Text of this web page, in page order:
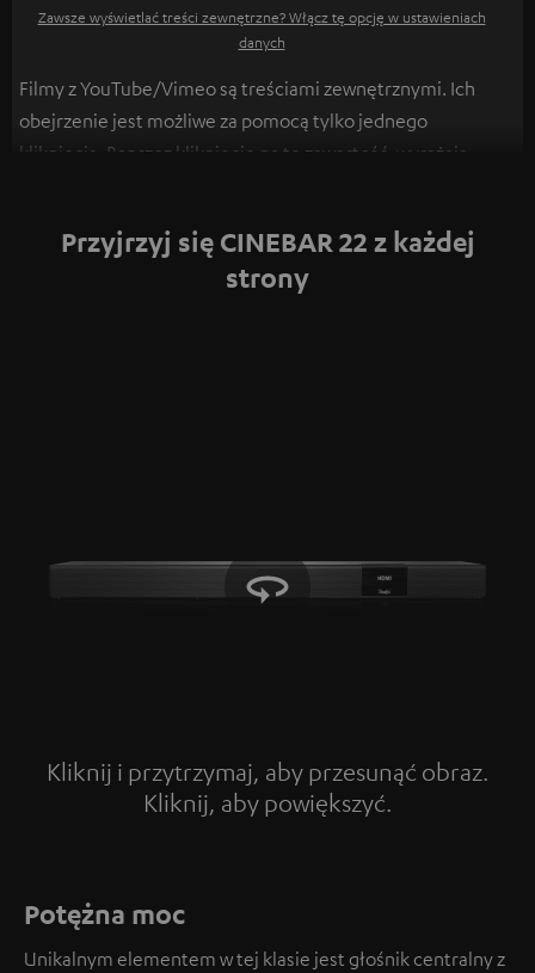
Zawsze wyświetlać treści zewnętrzne? Włącz tę opcję w ustawieniach
danych
Filmy z YouTube/Vimeo są treściami zewnętrznymi. Ich
obejrzenie jest możliwe za pomocą tylko jednego
kliknięcia. Poprzez kliknięcie na tę zawartość, wyrażają
platform. Więcej informacji na ten temat znajdą Państwo w
Polityce Prywatności.
Przyjrzyj się CINEBAR 22 z każdej
strony
Kliknij i przytrzymaj, aby przesunąć obraz.
Kliknij, aby powiększyć.
Tap to zoom
Potężna moc
Unikalnym elementem w tej klasie jest głośnik centralny z